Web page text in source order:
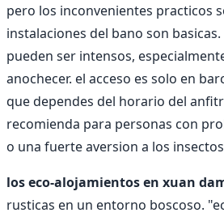
pero los inconvenientes practicos
instalaciones del bano son
pueden ser intensos,
anochecer. el acceso es solo en
que dependes del horario del
recomienda para personas con
o una fuerte aversion a los
los eco-alojamientos en xuan
rusticas en un entorno boscoso.